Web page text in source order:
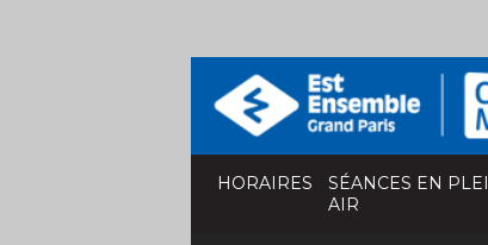
HORAIRES
SÉANCES EN
AIR